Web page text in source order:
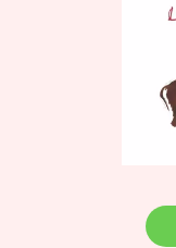
Tales and classics
Princesses and